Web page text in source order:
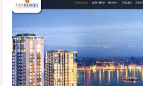
bắt buộc để tiếp cận khách hàng tiềm
bất động sản đẹp
là cầu nối vững chắc giữa người bán